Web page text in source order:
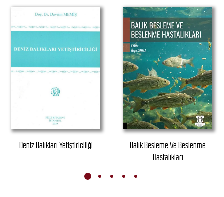
Deniz Balıkları Yetiştiriciliği
Balık Besleme Ve Beslenme
Hastalıkları